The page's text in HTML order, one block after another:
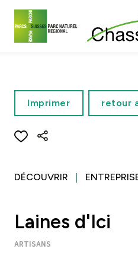
Contenu de la page
DÉCOUVRIR
Imprimer retour
Laines d'Ici
ARTISANS